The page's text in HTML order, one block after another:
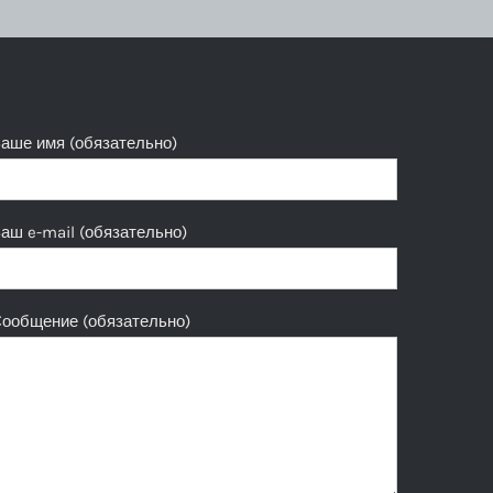
имя (обязательно)
e-mail (обязательно)
(обязательно)